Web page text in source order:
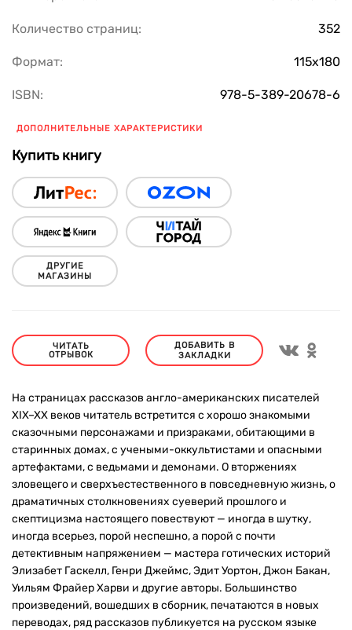
Количество страниц: 352
Формат: 115х180
ISBN: 978-5-389-20678-6
ДОПОЛНИТЕЛЬНЫЕ ХАРАКТЕРИСТИКИ
Купить книгу
ДРУГИЕ
МАГАЗИНЫ
ЧИТАТЬ
ОТРЫВОК
ДОБАВИТЬ В
ЗАКЛАДКИ
На страницах рассказов англо-американских писателей
XIX–XX веков читатель встретится с хорошо знакомыми
сказочными персонажами и призраками, обитающими в
старинных домах, с учеными-оккультистами и опасными
артефактами, с ведьмами и демонами. О вторжениях
зловещего и сверхъестественного в повседневную жизнь, о
драматичных столкновениях суеверий прошлого и
скептицизма настоящего повествуют — иногда в шутку,
иногда всерьез, порой неспешно, а порой с почти
детективным напряжением — мастера готических историй
Элизабет Гаскелл, Генри Джеймс, Эдит Уортон, Джон Бакан,
Уильям Фрайер Харви и другие авторы. Большинство
произведений, вошедших в сборник, печатаются в новых
переводах, ряд рассказов публикуется на русском языке